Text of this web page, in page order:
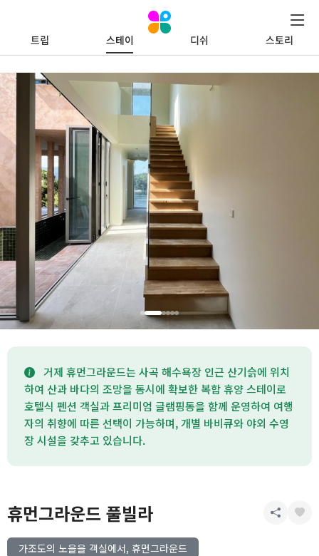
트립 스테이 디쉬 스토리
거제 휴먼그라운드는 사곡 해수욕장 인근 산기슭에 위치
하여 산과 바다의 조망을 동시에 확보한 복합 휴양 스테이로
호텔식 펜션 객실과 프리미엄 글램핑동을 함께 운영하여 여행
자의 취향에 따른 선택이 가능하며, 개별 바비큐와 야외 수영
장 시설을 갖추고 있습니다.
휴먼그라운드 풀빌라
가조도의 노을을 객실에서, 휴먼그라운드